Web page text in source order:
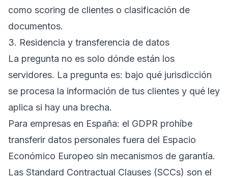
como scoring de clientes o clasificación de
documentos.
3. Residencia y transferencia de datos
La pregunta no es solo dónde están los
servidores. La pregunta es: bajo qué jurisdicción
se procesa la información de tus clientes y qué ley
aplica si hay una brecha.
Para empresas en España: el GDPR prohíbe
transferir datos personales fuera del Espacio
Económico Europeo sin mecanismos de garantía.
Las Standard Contractual Clauses (SCCs) son el